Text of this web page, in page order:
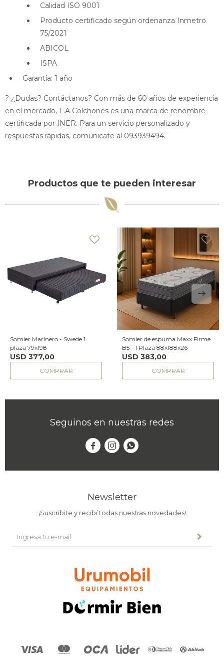
Calidad ISO 9001
Producto certificado según ordenanza Inmetro
75/2021
ABICOL
ISPA
Garantía: 1 año
? ¿Dudas? Contáctanos? Con más de 60 años de experiencia
en el mercado, F.A Colchones es una marca de renombre
certificada por INER. Para un servicio personalizado y
respuestas rápidas, comunicate al 093939494.
Productos que te pueden interesar
Somier Marinero - Swede 1
plaza 79x198
USD 377,00
Somier de espuma Maxx Firme
B5 - 1 Plaza 88x188x26
USD 383,00
Seguinos en nuestras redes
  
Newsletter
¡Suscribite y recibí todas nuestras novedades!